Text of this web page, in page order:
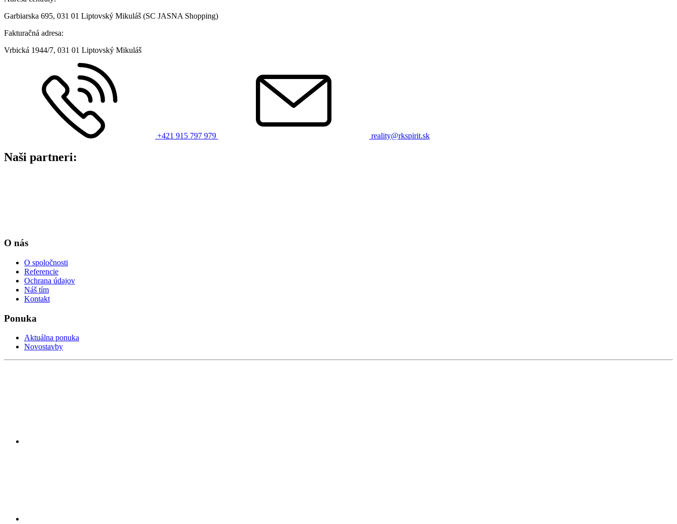
Garbiarska 695, 031 01 Liptovský Mikuláš (SC JASNA Shopping)
Fakturačná adresa:
Vrbická 1944/7, 031 01 Liptovský Mikuláš
+421 915 797 979 reality@rkspirit.sk
Naši partneri:
O nás
O spoločnosti
Referencie
Ochrana údajov
Náš tím
Kontakt
Ponuka
Aktuálna ponuka
Novostavby